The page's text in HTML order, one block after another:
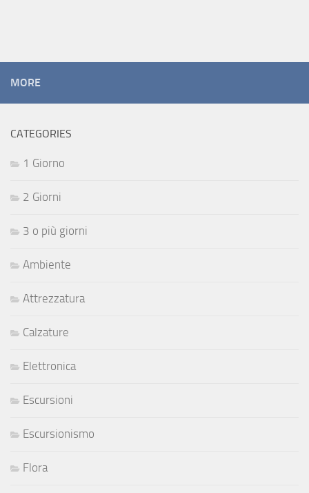
MORE
CATEGORIES
1 Giorno
2 Giorni
3 o più giorni
Ambiente
Attrezzatura
Calzature
Elettronica
Escursioni
Escursionismo
Flora